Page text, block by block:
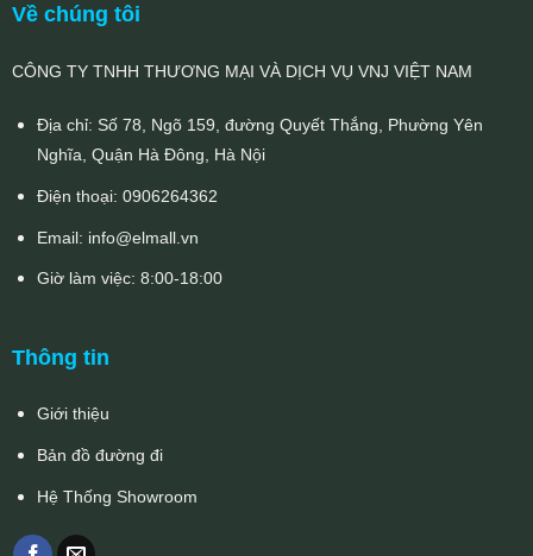
Về chúng tôi
CÔNG TY TNHH THƯƠNG MẠI VÀ DỊCH VỤ VNJ VIỆT NAM
Địa chỉ: Số 78, Ngõ 159, đường Quyết Thắng, Phường Yên
Nghĩa, Quận Hà Đông, Hà Nội
Điện thoại: 0906264362
Email: info@elmall.vn
Giờ làm việc: 8:00-18:00
Thông tin
Giới thiệu
Bản đồ đường đi
Hệ Thống Showroom